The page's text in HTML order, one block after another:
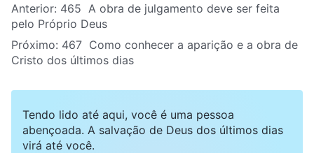
Anterior: 465 A obra de julgamento deve ser feita
pelo Próprio Deus
Próximo: 467 Como conhecer a aparição e a obra de
Cristo dos últimos dias
Tendo lido até aqui, você é uma pessoa
abençoada. A salvação de Deus dos últimos dias
virá até você.